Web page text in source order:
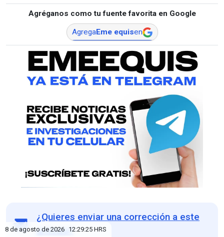
Agréganos como tu fuente favorita en Google
AgregaEme equisen
¿Quieres enviar una corrección a este
artículo?
8 de agosto de 2026 12:29:26 HRS